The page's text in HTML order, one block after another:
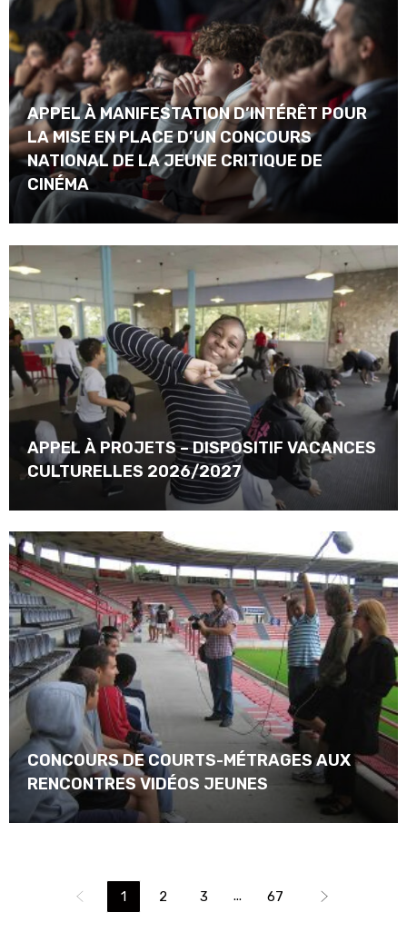
APPEL À MANIFESTATION D’INTÉRÊT POUR
LA MISE EN PLACE D’UN CONCOURS
NATIONAL DE LA JEUNE CRITIQUE DE
CINÉMA
APPEL À PROJETS – DISPOSITIF VACANCES
CULTURELLES 2026/2027
CONCOURS DE COURTS-MÉTRAGES AUX
RENCONTRES VIDÉOS JEUNES
1 2 3 ... 67